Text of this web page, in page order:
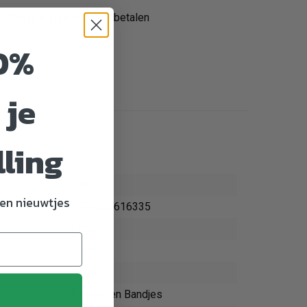
Veilig en gemakkelijk betalen
5999053616335
S/Mini
Riemen en Bandjes
nieuwtjes